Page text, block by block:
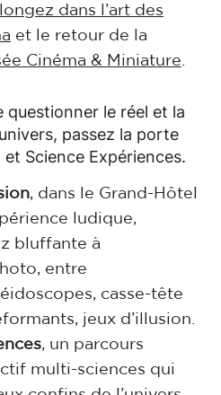
dans l’art des
et le retour de la
Cinéma & Miniature.
questionner le réel et la
passez la porte
Science Expériences.
, dans le Grand-Hôtel
ludique,
bluffante à
entre
casse-tête
jeux d’illusion.
, un parcours
multi-sciences qui